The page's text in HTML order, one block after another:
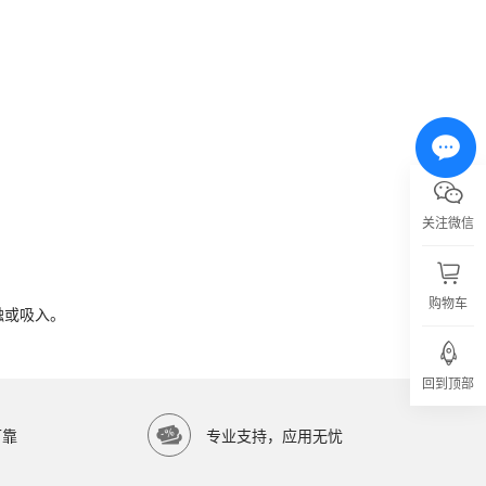
限公司）提供高品质生物科研试剂，服务科研院所与生物医药企业。
吸入。
专业支持，应用无忧
关注微信
购物车
回到顶部